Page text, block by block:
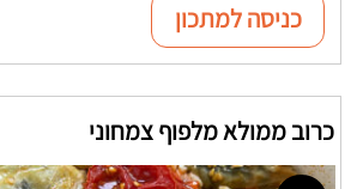
כניסה למתכון
כרוב ממולא מלפוף צמחוני